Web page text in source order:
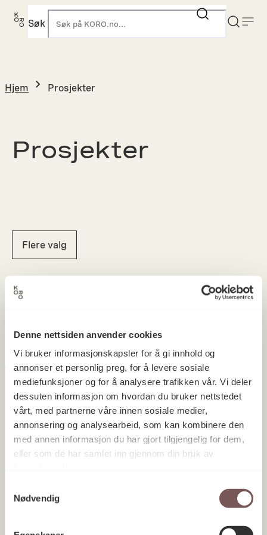
Denne nettsiden anvender cookies
Vi bruker informasjonskapsler for å gi innhold og
annonser et personlig preg, for å levere sosiale
mediefunksjoner og for å analysere trafikken vår. Vi deler
dessuten informasjon om hvordan du bruker nettstedet
vårt, med partnerne våre innen sosiale medier,
annonsering og analysearbeid, som kan kombinere den
med annen informasjon du har gjort tilgjengelig for dem,
eller som de har samlet inn gjennom din bruk av
Nødvendig
Hopp
Søk
Hjem Prosjekter
Prosjekter
Flere valg
Postadresse
0130 Oslo